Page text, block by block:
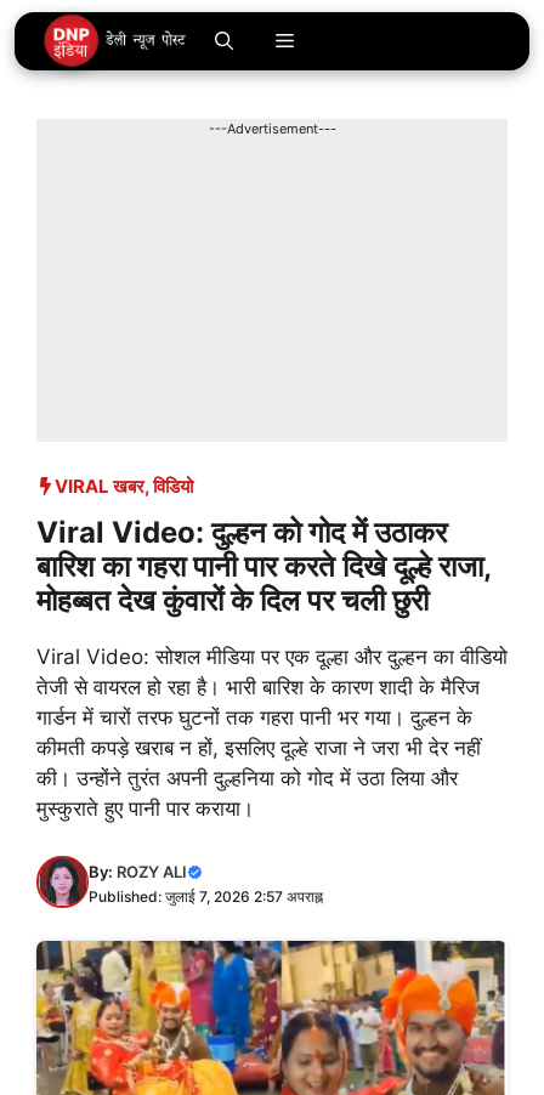
Skip
to
content
Menu
---Advertisement---
VIRAL खबर,विडियो
Viral Video: दुल्हन को गोद में उठाकर
बारिश का गहरा पानी पार करते दिखे दूल्हे राजा,
मोहब्बत देख कुंवारों के दिल पर चली छुरी
Viral Video: सोशल मीडिया पर एक दूल्हा और दुल्हन का वीडियो
तेजी से वायरल हो रहा है। भारी बारिश के कारण शादी के मैरिज
गार्डन में चारों तरफ घुटनों तक गहरा पानी भर गया। दुल्हन के
कीमती कपड़े खराब न हों, इसलिए दूल्हे राजा ने जरा भी देर नहीं
की। उन्होंने तुरंत अपनी दुल्हनिया को गोद में उठा लिया और
मुस्कुराते हुए पानी पार कराया।
By: ROZY ALI
Published: जुलाई 7, 2026 2:57 अपराह्न